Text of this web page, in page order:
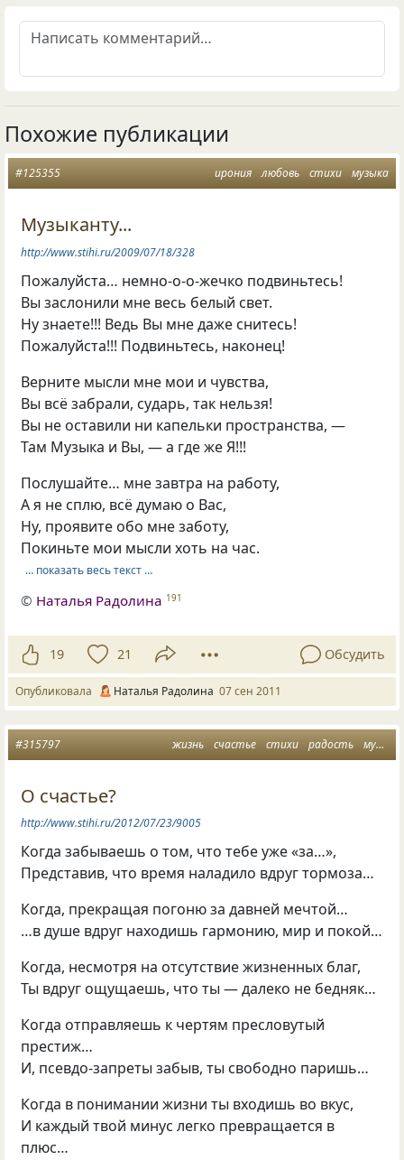
Похожие публикации
ирония любовь стихи музыка
#125355
Музыканту...
http://www.stihi.ru/2009/07/18/328
Пожалуйста… немно-о-о-жечко подвиньтесь!
Вы заслонили мне весь белый свет.
Ну знаете!!! Ведь Вы мне даже снитесь!
Пожалуйста!!! Подвиньтесь, наконец!
Верните мысли мне мои и чувства,
Вы всё забрали, сударь, так нельзя!
Вы не оставили ни капельки пространства, —
Там Музыка и Вы, — а где же Я!!!
Послушайте… мне завтра на работу,
А я не сплю, всё думаю о Вас,
Ну, проявите обо мне заботу,
Покиньте мои мысли хоть на час.
… показать весь текст …
© Наталья Радолина 191
19 21 Обсудить
Опубликовала Наталья Радолина 07 сен 2011
жизнь счастье стихи радость мудрость
#315797
О счастье?
http://www.stihi.ru/2012/07/23/9005
Когда забываешь о том, что тебе уже «за…»,
Представив, что время наладило вдруг тормоза…
Когда, прекращая погоню за давней мечтой…
…в душе вдруг находишь гармонию, мир и покой…
Когда, несмотря на отсутствие жизненных благ,
Ты вдруг ощущаешь, что ты — далеко не бедняк…
Когда отправляешь к чертям пресловутый
престиж…
И, псевдо-запреты забыв, ты свободно паришь…
Когда в понимании жизни ты входишь во вкус,
И каждый твой минус легко превращается в
плюс…